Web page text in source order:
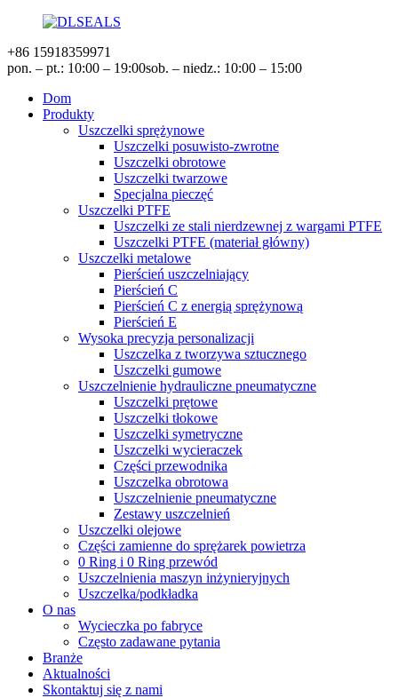
+86 15918359971
pon. – pt.: 10:00 – 19:00sob. – niedz.: 10:00 – 15:00
Dom
Produkty
Uszczelki sprężynowe
Uszczelki posuwisto-zwrotne
Uszczelki obrotowe
Uszczelki twarzowe
Specjalna pieczęć
Uszczelki PTFE
Uszczelki ze stali nierdzewnej z wargami PTFE
Uszczelki PTFE (materiał główny)
Uszczelki metalowe
Pierścień uszczelniający
Pierścień C
Pierścień C z energią sprężynową
Pierścień E
Wysoka precyzja personalizacji
Uszczelka z tworzywa sztucznego
Uszczelki gumowe
Uszczelnienie hydrauliczne pneumatyczne
Uszczelki prętowe
Uszczelki tłokowe
Uszczelki symetryczne
Uszczelki wycieraczek
Części przewodnika
Uszczelka obrotowa
Uszczelnienie pneumatyczne
Zestawy uszczelnień
Uszczelki olejowe
Części zamienne do sprężarek powietrza
0 Ring i 0 Ring przewód
Uszczelnienia maszyn inżynieryjnych
Uszczelka/podkładka
O nas
Wycieczka po fabryce
Często zadawane pytania
Branże
Aktualności
Skontaktuj się z nami